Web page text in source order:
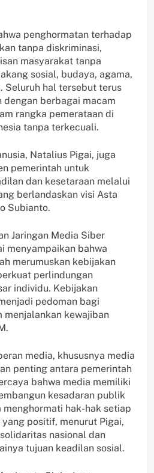
penghormatan terhadap
tanpa diskriminasi,
masyarakat tanpa
sosial, budaya, agama,
Seluruh hal tersebut terus
dengan berbagai macam
rangka pemerataan di
tanpa terkecuali.
Natalius Pigai, juga
pemerintah untuk
dan kesetaraan melalui
berlandaskan visi Asta
Subianto.
Jaringan Media Siber
menyampaikan bahwa
merumuskan kebijakan
perlindungan
individu. Kebijakan
pedoman bagi
menjalankan kewajiban
media, khususnya media
penting antara pemerintah
bahwa media memiliki
kesadaran publik
hak-hak setiap
positif, menurut Pigai,
nasional dan
tujuan keadilan sosial.